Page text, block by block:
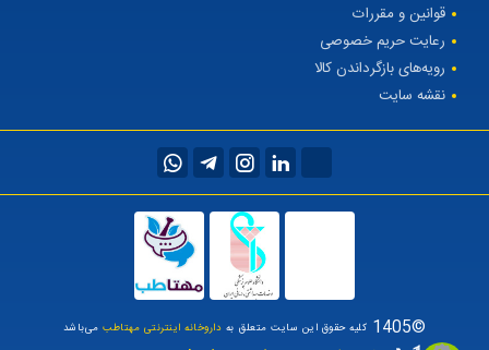
قوانین و مقررات
رعایت حریم خصوصی
رویه‌های بازگرداندن کالا
نقشه سایت
©1405 کلیه حقوق این سایت متعلق به داروخانه اینترنتی مهتاطبمی‌باشد